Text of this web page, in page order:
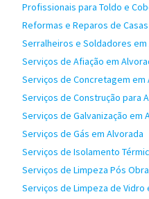
Profissionais para Toldo e
Reformas e Reparos de
Serralheiros e Soldadores em
Serviços de Afiação em
Serviços de Concretagem em
Serviços de Construção para
Serviços de Galvanização em
Serviços de Gás em Alvorada
Serviços de Isolamento
Serviços de Limpeza Pós
Serviços de Limpeza de Vidro